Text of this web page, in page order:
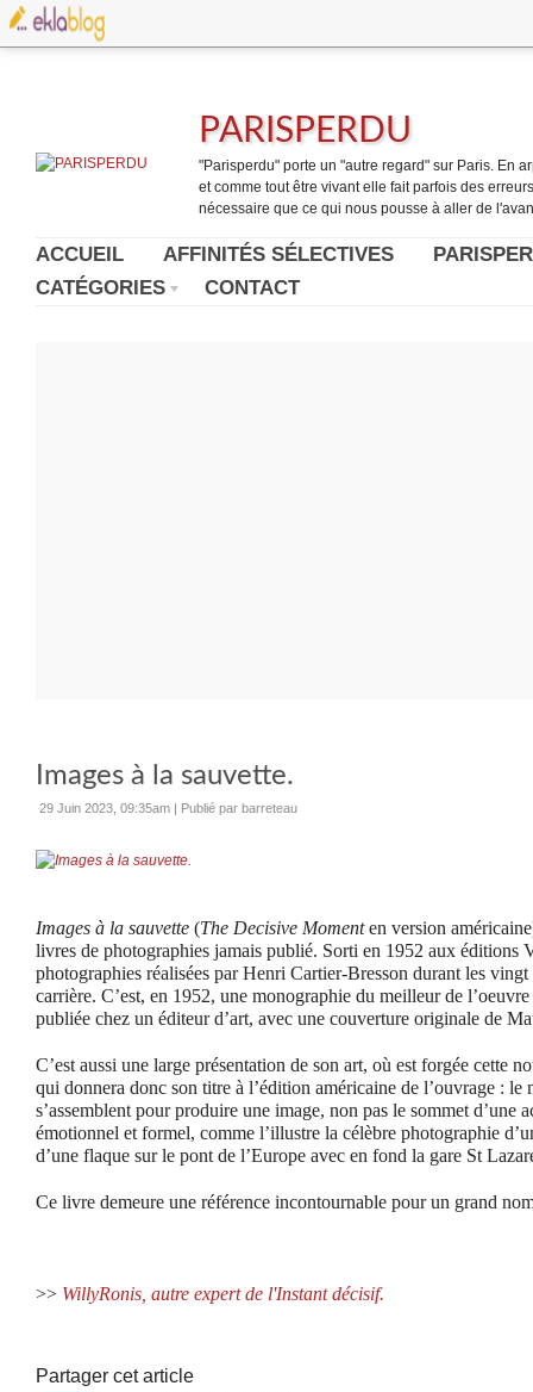
PARISPERDU
"Parisperdu" porte un "autre regard" sur Paris. En
et comme tout être vivant elle fait parfois des
nécessaire que ce qui nous pousse à aller de
ACCUEIL AFFINITÉS SÉLECTIVES
CATÉGORIES
CONTACT
Images à la sauvette.
29 Juin 2023, 09:35am | Publié par barreteau
Images à la sauvette (The Decisive Momenten version
livres de photographies jamais publié. Sorti en 1952 aux éditions
photographies réalisées par Henri Cartier-Bresson durant les vingt
carrière. C’est, en 1952, une monographie du meilleur de
publiée chez un éditeur d’art, avec une couverture originale de
C’est aussi une large présentation de son art, où est forgée cette
qui donnera donc son titre à l’édition américaine de l’ouvrage : le
s’assemblent pour produire une image, non pas le sommet d’une
émotionnel et formel, comme l’illustre la célèbre photographie
d’une flaque sur le pont de l’Europe avec en fond la gare St
Ce livre demeure une référence incontournable pour un grand
>> WillyRonis, autre expert de l'Instant décisif.
Partager cet article